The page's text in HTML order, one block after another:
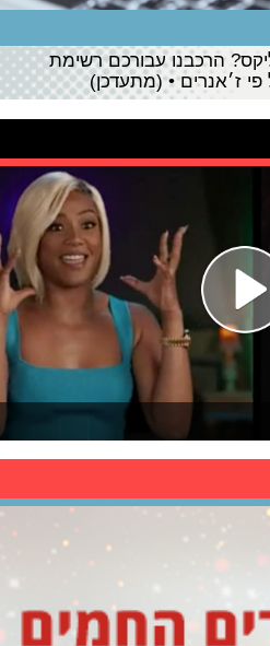
הרכבנו עבורכם רשימת
ז׳אנרים • (מתעדכן)